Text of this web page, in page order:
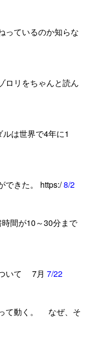
っているのか知らな
ロリをちゃんと読ん
は世界で4年に1
できた。 https:/8/2
間が10～30分まで
いて 7月 7/22
て動く。 なぜ、そ